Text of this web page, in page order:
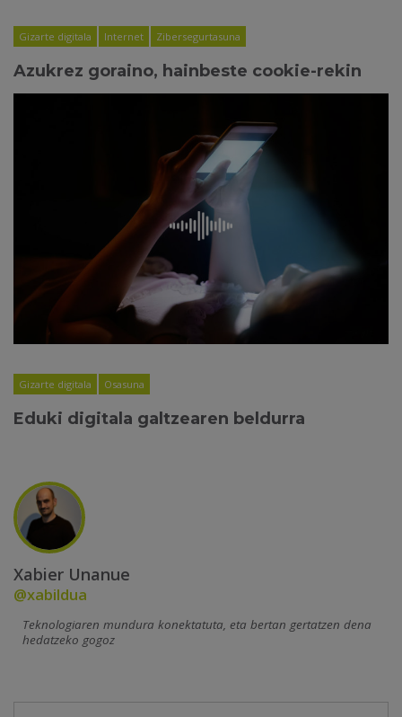
Gizarte digitala Internet Zibersegurtasuna
Azukrez goraino, hainbeste cookie-rekin
Gizarte digitala Osasuna
Eduki digitala galtzearen beldurra
Xabier Unanue
@xabildua
Teknologiaren mundura konektatuta, eta bertan gertatzen dena
hedatzeko gogoz